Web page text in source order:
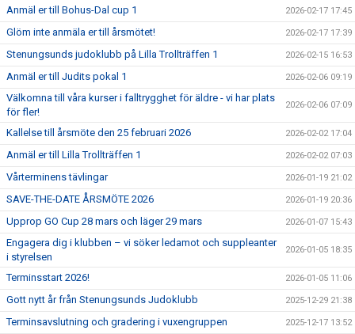
Anmäl er till Bohus-Dal cup 1 2026-02-17 17:45
Glöm inte anmäla er till årsmötet! 2026-02-17 17:39
Stenungsunds judoklubb på Lilla Trollträffen 1 2026-02-15 16:53
Anmäl er till Judits pokal 1 2026-02-06 09:19
Välkomna till våra kurser i falltrygghet för äldre - vi har plats
för fler!
2026-02-06 07:09
Kallelse till årsmöte den 25 februari 2026 2026-02-02 17:04
Anmäl er till Lilla Trollträffen 1 2026-02-02 07:03
Vårterminens tävlingar 2026-01-19 21:02
SAVE-THE-DATE ÅRSMÖTE 2026 2026-01-19 20:36
Upprop GO Cup 28 mars och läger 29 mars 2026-01-07 15:43
Engagera dig i klubben – vi söker ledamot och suppleanter
i styrelsen
2026-01-05 18:35
Terminsstart 2026! 2026-01-05 11:06
Gott nytt år från Stenungsunds Judoklubb 2025-12-29 21:38
Terminsavslutning och gradering i vuxengruppen 2025-12-17 13:52